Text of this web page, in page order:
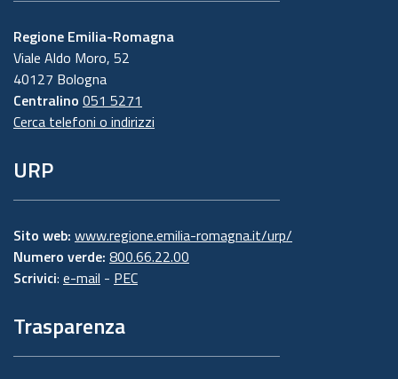
Regione Emilia-Romagna
Viale Aldo Moro, 52
40127 Bologna
Centralino 051 5271
Cerca telefoni o indirizzi
URP
Sito web: www.regione.emilia-romagna.it/urp/
Numero verde: 800.66.22.00
Scrivici: e-mail - PEC
Trasparenza